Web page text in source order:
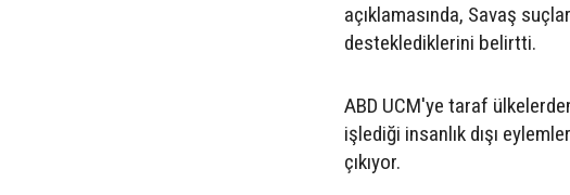
açıklamasında, Savaş
desteklediklerini belirtti.
ABD UCM'ye taraf
işlediği insanlık dışı
çıkıyor.